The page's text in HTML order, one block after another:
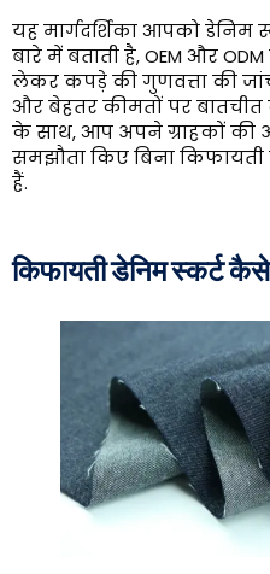
यह मार्गदर्शिका आपको डेनिम
बारे में बताती है, OEM और
लेकर कपड़े की गुणवत्ता की
और बेहतर कीमतों पर बातचीत
के साथ, आप अपने ग्राहकों की
समझौता किए बिना
हैं.
किफायती डेनिम स्कर्ट